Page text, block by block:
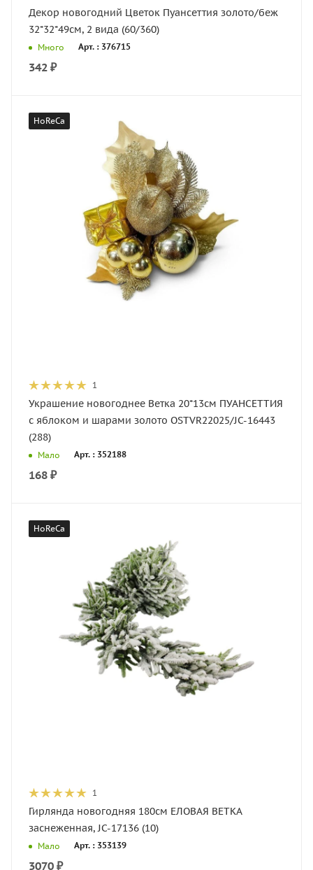
Декор новогодний Цветок Пуансеттия золото/беж
32*32*49см, 2 вида (60/360)
Много Арт. : 376715
342 ₽
HoReCa
1
Украшение новогоднее Ветка 20*13см ПУАНСЕТТИЯ
с яблоком и шарами золото OSTVR22025/JC-16443
(288)
Мало Арт. : 352188
168 ₽
HoReCa
1
Гирлянда новогодняя 180см ЕЛОВАЯ ВЕТКА
заснеженная, JC-17136 (10)
Мало Арт. : 353139
3070 ₽